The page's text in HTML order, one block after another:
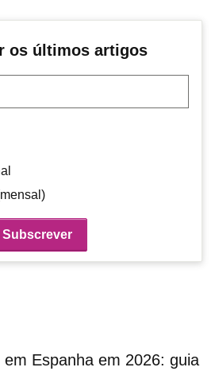
os últimos artigos
Espanha em 2026: guia